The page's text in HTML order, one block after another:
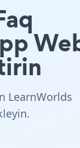
LearnWorlds